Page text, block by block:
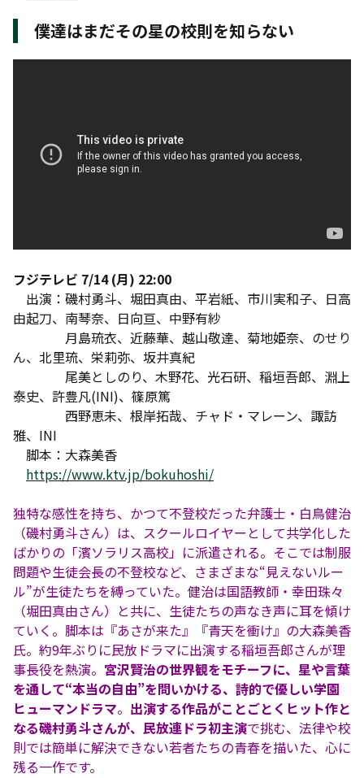
僕達はまだその星の校則を知らない
フジテレビ 7/14 (月) 22:00
出演：磯村勇斗、堀田真由、平岩紙、市川実和子、日高
由起刀、南琴奈、日向亘、中野有紗
月島琉衣、近藤華、越山敬達、菊地姫奈、のせり
ん、北里琉、栄莉弥、坂井真紀
尾美としのり、木野花、光石研、稲垣吾郎、淵上
泰史、許豊凡(INI)、篠原篤
西野恵未、根岸拓哉、チャド・マレーン、諏訪
雅、INI
脚本：大森美香
https://www.ktv.jp/bokuhoshi/
独特な感性を持ち、かつて不登校だった弁護士・白鳥健治
（磯村勇斗さん）は、スクールロイヤーとして共学化した
ばかりの「濱ソラリス高校」に派遣される。そこでは制服
問題や生徒会長の不登校など、さまざまな“見えないルー
ル”が生徒たちを縛っていた。健治は国語教師・幸田珠々
（堀田真由さん）と共に、生徒たちの声なき声に耳を傾け
ていく。脚本は『あさが来た』『青天を衝け』の大森美香
氏。約9年ぶりに民放ドラマに出演する稲垣吾郎さんが理
事長役を熱演。 宮沢賢治の世界観をモチーフに、星や言葉
を通して“本当の自由”を問いかける、詩的で優しい学園
ヒューマンドラマ。 出演する作品がことごとくヒット作と
なる磯村勇斗さんが、民放連ドラ初主演で挑む、法律や校
則では簡単に解決できない若者たちの青春を描いた、心に
残る一作です。